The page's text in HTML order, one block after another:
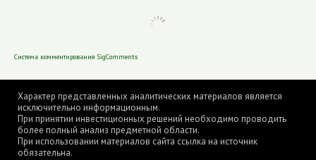
Характер представленных аналитических материалов является
исключительно информационным.
При принятии инвестиционных решений необходимо проводить
более полный анализ предметной области.
При использовании материалов сайта ссылка на источник
обязательна.